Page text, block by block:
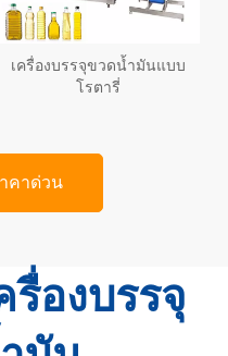
เครื่องบรรจุขวดน้ำมันแบบ
โรตารี่
คาด่วน
รื่องบรรจุ